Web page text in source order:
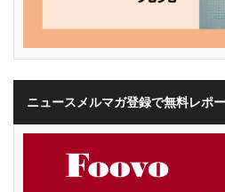
ニュースメルマガ登録で無料レポ